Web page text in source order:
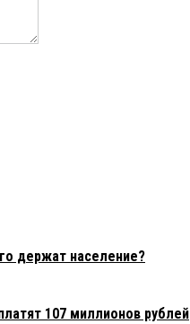
держат население?
107 миллионов рублей